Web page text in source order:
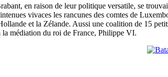
en raison de leur politique versatile, se
vivaces les rancunes des comtes de
et la Zélande. Aussi une coalition de 15
la médiation du roi de France, Philippe VI.